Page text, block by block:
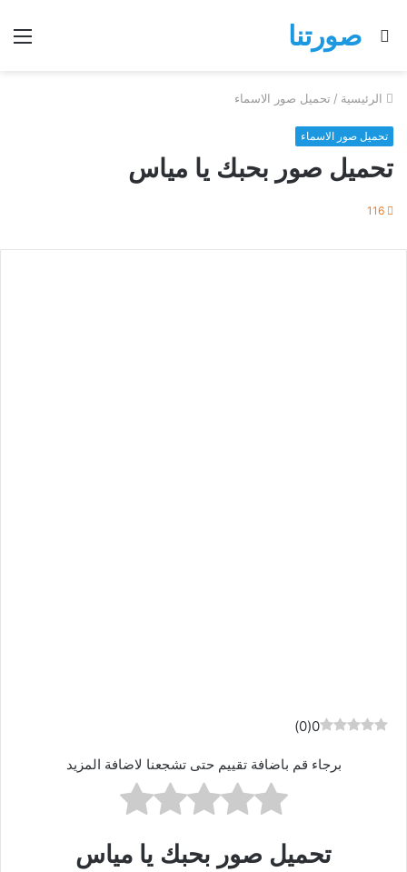
صورتنا
بحث
الرئيسية / تحميل صور الاسماء
تحميل صور الاسماء
تحميل صور بحبك يا مياس
116
0
(
0
)
برجاء قم باضافة تقييم حتى تشجعنا لاضافة المزيد
تحميل صور بحبك يا مياس